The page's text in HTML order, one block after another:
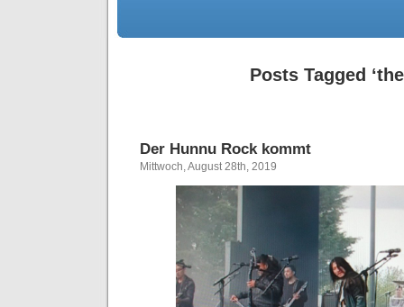
Posts Tagged
Der Hunnu Rock kommt
Mittwoch, August 28th, 2019